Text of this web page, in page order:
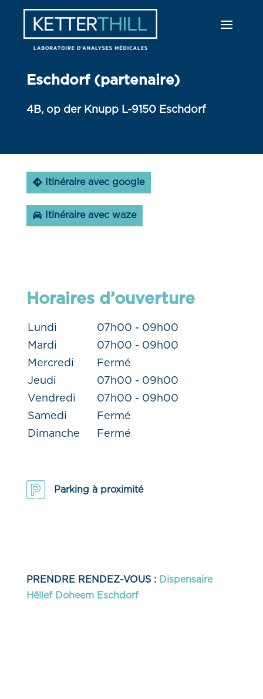
Eschdorf (partenaire)
4B, op der Knupp L-9150 Eschdorf
Itinéraire avec google
Itinéraire avec waze
Horaires d’ouverture
Lundi
07h00 - 09h00
Mardi
07h00 - 09h00
Mercredi
Fermé
Jeudi
07h00 - 09h00
Vendredi
07h00 - 09h00
Samedi
Fermé
Dimanche
Fermé
Parking à proximité
PRENDRE RENDEZ-VOUS : Dispensaire
Hëllef Doheem Eschdorf